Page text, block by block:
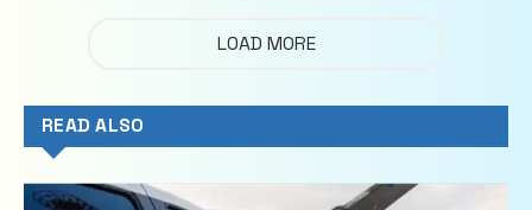
LOAD MORE
READ ALSO